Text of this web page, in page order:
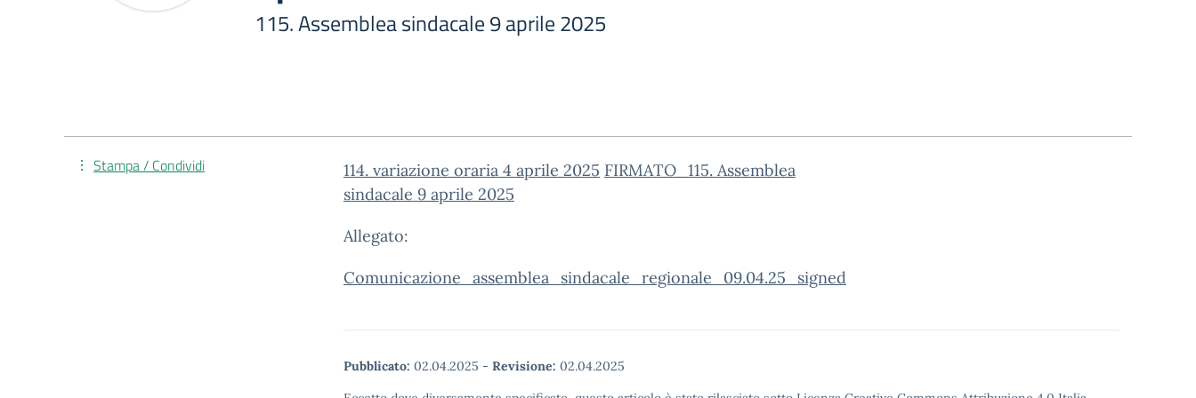
115. Assemblea sindacale 9 aprile 2025
114. variazione oraria 4 aprile 2025 FIRMATO_115. Assemblea
sindacale 9 aprile 2025
Allegato:
Comunicazione_assemblea_sindacale_regionale_09.04.25_signed
Pubblicato: 02.04.2025 - Revisione: 02.04.2025
Stampa / Condividi